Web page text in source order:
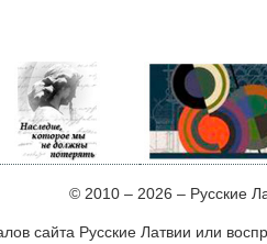
© 2010 – 2026 – Русские
сайта Русские Латвии или